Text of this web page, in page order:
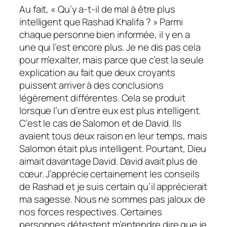
Au fait, « Qu’y a-t-il de mal à être plus
intelligent que Rashad Khalifa ? » Parmi
chaque personne bien informée, il y en a
une qui l’est encore plus. Je ne dis pas cela
pour m’exalter, mais parce que c’est la seule
explication au fait que deux croyants
puissent arriver à des conclusions
légèrement différentes. Cela se produit
lorsque l’un d’entre eux est plus intelligent.
C’est le cas de Salomon et de David. Ils
avaient tous deux raison en leur temps, mais
Salomon était plus intelligent. Pourtant, Dieu
aimait davantage David. David avait plus de
cœur. J’apprécie certainement les conseils
de Rashad et je suis certain qu’il apprécierait
ma sagesse. Nous ne sommes pas jaloux de
nos forces respectives. Certaines